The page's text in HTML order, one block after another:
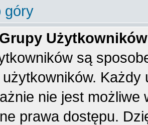
góry
są
nie jest
prawa dostępu.